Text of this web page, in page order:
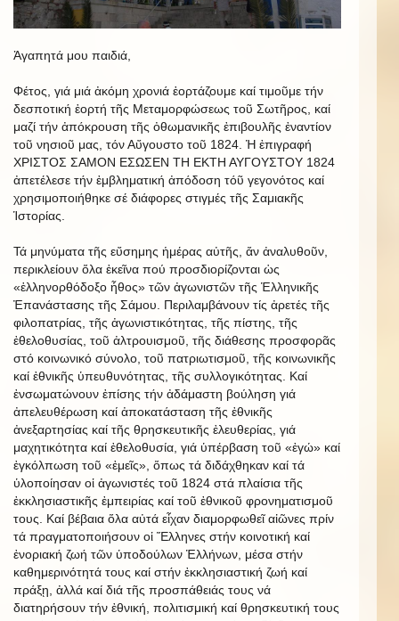
Ἀγαπητά μου παιδιά,
Φέτος, γιά μιά ἀκόμη χρονιά ἑορτάζουμε καί τιμοῦμε τήν
δεσποτική ἑορτή τῆς Μεταμορφώσεως τοῦ Σωτῆρος, καί
μαζί τήν ἀπόκρουση τῆς ὀθωμανικῆς ἐπιβουλῆς ἐναντίον
τοῦ νησιοῦ μας, τόν Αὔγουστο τοῦ 1824. Ἡ ἐπιγραφή
ΧΡΙΣΤΟΣ ΣΑΜΟΝ ΕΣΩΣΕΝ ΤΗ ΕΚΤΗ ΑΥΓΟΥΣΤΟΥ 1824
ἀπετέλεσε τήν ἐμβληματική ἀπόδοση τόῦ γεγονότος καί
χρησιμοποιήθηκε σέ διάφορες στιγμές τῆς Σαμιακῆς
Ἱστορίας.
Τά μηνύματα τῆς εὔσημης ἡμέρας αὐτῆς, ἄν ἀναλυθοῦν,
περικλείουν ὅλα ἐκεῖνα πού προσδιορίζονται ὡς
«ἑλληνορθόδοξο ἦθος» τῶν ἀγωνιστῶν τῆς Ἑλληνικῆς
Ἐπανάστασης τῆς Σάμου. Περιλαμβάνουν τίς ἀρετές τῆς
φιλοπατρίας, τῆς ἀγωνιστικότητας, τῆς πίστης, τῆς
ἐθελοθυσίας, τοῦ ἀλτρουισμοῦ, τῆς διάθεσης προσφορᾶς
στό κοινωνικό σύνολο, τοῦ πατριωτισμοῦ, τῆς κοινωνικῆς
καί ἐθνικῆς ὑπευθυνότητας, τῆς συλλογικότητας. Καί
ἐνσωματώνουν ἐπίσης τήν ἀδάμαστη βούληση γιά
ἀπελευθέρωση καί ἀποκατάσταση τῆς ἐθνικῆς
ἀνεξαρτησίας καί τῆς θρησκευτικῆς ἐλευθερίας, γιά
μαχητικότητα καί ἐθελοθυσία, γιά ὑπέρβαση τοῦ «ἐγώ» καί
ἐγκόλπωση τοῦ «ἐμεῖς», ὅπως τά διδάχθηκαν καί τά
ὑλοποίησαν οἱ ἀγωνιστές τοῦ 1824 στά πλαίσια τῆς
ἐκκλησιαστικῆς ἐμπειρίας καί τοῦ ἐθνικοῦ φρονηματισμοῦ
τους. Καί βέβαια ὅλα αὐτά εἶχαν διαμορφωθεῖ αἰῶνες πρίν
τά πραγματοποιήσουν οἱ Ἕλληνες στήν κοινοτική καί
ἐνοριακή ζωή τῶν ὑποδούλων Ἑλλήνων, μέσα στήν
καθημερινότητά τους καί στήν ἐκκλησιαστική ζωή καί
πράξῃ, ἀλλά καί διά τῆς προσπάθειάς τους νά
διατηρήσουν τήν ἐθνική, πολιτισμική καί θρησκευτική τους